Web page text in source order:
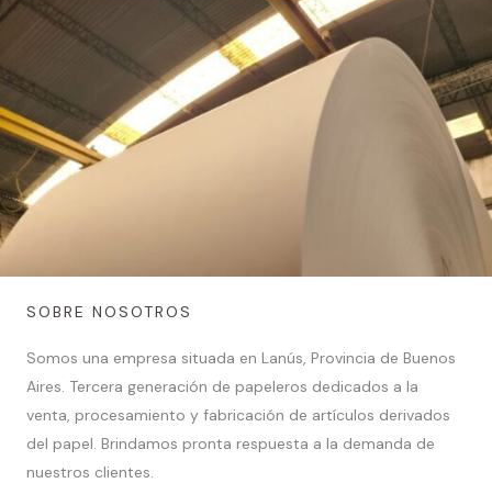
SOBRE NOSOTROS
Somos una empresa situada en Lanús, Provincia de Buenos
Aires. Tercera generación de papeleros dedicados a la
venta, procesamiento y fabricación de artículos derivados
del papel. Brindamos pronta respuesta a la demanda de
nuestros clientes.